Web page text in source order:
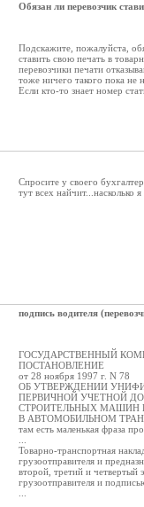
Обязан ли перевозчик
Подскажите, пожалуйста,
ставить свою печать в
перевозчики печати
тоже ничего такого пока не
Если кто-то знает номер
Спросите у своего
тут всех найчит...насколько
подпись водителя
ГОСУДАРСТВЕННЫЙ
ПОСТАНОВЛЕНИЕ
от 28 ноября 1997 г. N 78
ОБ УТВЕРЖДЕНИИ
ПЕРВИЧНОЙ УЧЕТНОЙ
СТРОИТЕЛЬНЫХ МАШИН
В АВТОМОБИЛЬНОМ
там есть маленькая фраза
Товарно-транспортная
грузоотправителя и
второй, третий и четвертый
грузоотправителя и